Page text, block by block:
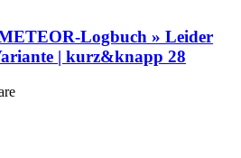
Logbuch » Leider
| kurz&knapp 28